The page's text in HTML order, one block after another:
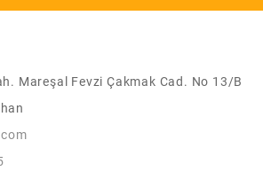
Mareşal Fevzi Çakmak Cad. No 13/B